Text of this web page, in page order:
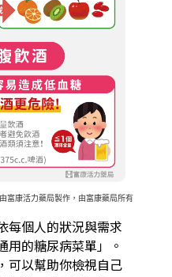
富康活力藥局製作，由富康藥局所有
每個人的狀況與需求
用的糖尿病菜單」。
可以幫助你檢視自己